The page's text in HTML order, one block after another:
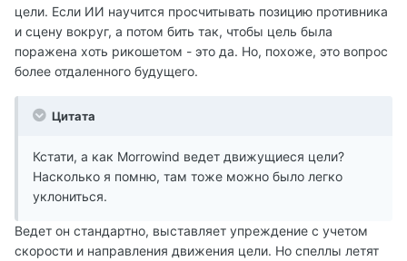
цели. Если ИИ научится просчитывать позицию противника
и сцену вокруг, а потом бить так, чтобы цель была
поражена хоть рикошетом - это да. Но, похоже, это вопрос
более отдаленного будущего.
Цитата
Кстати, а как Morrowind ведет движущиеся цели?
Насколько я помню, там тоже можно было легко
уклониться.
Ведет он стандартно, выставляет упреждение с учетом
скорости и направления движения цели. Но спеллы летят